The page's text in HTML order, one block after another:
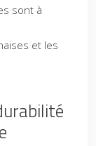
sont à
et les